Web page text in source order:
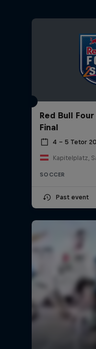
Red Bull
Final
4 – 5 Tetor
Kapitelplatz,
SOCCER
Past event